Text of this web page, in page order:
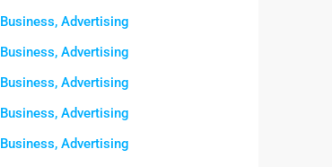
Business, Advertising
Business, Advertising
Business, Advertising
Business, Advertising
Business, Advertising